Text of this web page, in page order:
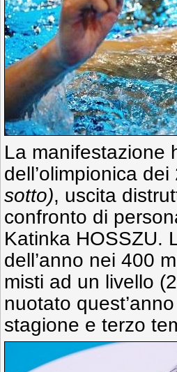
La manifestazione
dell’olimpionica
sotto), uscita
confronto di
Katinka HOSSZU.
dell’anno nei 400
misti ad un livello
nuotato
stagione e terzo